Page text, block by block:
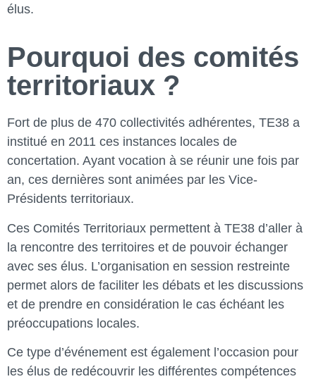
élus.
Pourquoi des comités
territoriaux ?
Fort de plus de 470 collectivités adhérentes, TE38 a
institué en 2011 ces instances locales de
concertation. Ayant vocation à se réunir une fois par
an, ces dernières sont animées par les Vice-
Présidents territoriaux.
Ces Comités Territoriaux permettent à TE38 d’aller à
la rencontre des territoires et de pouvoir échanger
avec ses élus. L’organisation en session restreinte
permet alors de faciliter les débats et les discussions
et de prendre en considération le cas échéant les
préoccupations locales.
Ce type d’événement est également l’occasion pour
les élus de redécouvrir les différentes compétences